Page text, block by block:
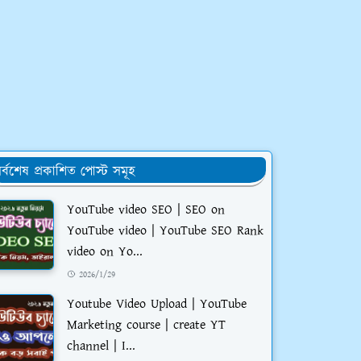
প্রকাশিত পোস্ট সমূহ
YouTube video SEO | SEO on
YouTube video | YouTube SEO Rank
video on Yo...
2026/1/29
Youtube Video Upload | YouTube
Marketing course | create YT
channel | I...